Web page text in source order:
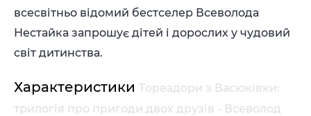
всесвітньо відомий бестселер Всеволода
Нестайка запрошує дітей і дорослих у чудовий
світ дитинства.
Характеристики Тореадори з Васюківки:
трилогія про пригоди двох друзів - Всеволод